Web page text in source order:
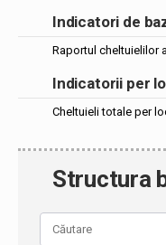
Indicatori de
Raportul cheltuielilor
Indicatorii per
Cheltuieli totale per
Structura